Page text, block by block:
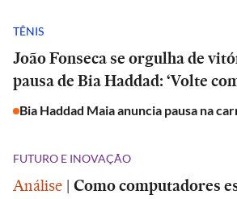
TÊNIS
João Fonseca se orgulha de
pausa de Bia Haddad: ‘Volte
Bia Haddad Maia anuncia pausa na
FUTURO E INOVAÇÃO
Análise | Como computadores